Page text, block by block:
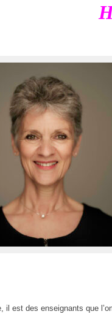
il est des enseignants que